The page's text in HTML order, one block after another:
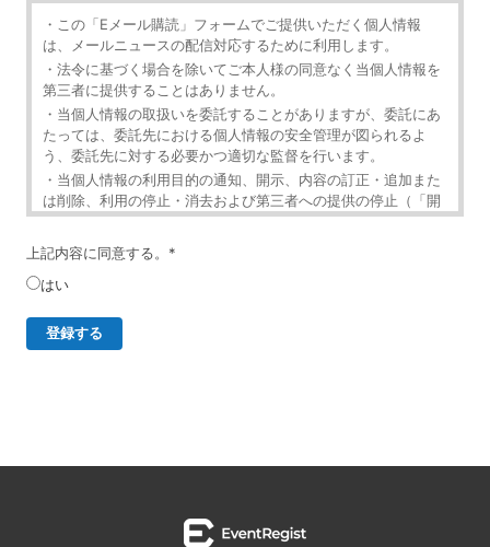
・この「Eメール購読」フォームでご提供いただく個人情報
は、メールニュースの配信対応するために利用します。
・法令に基づく場合を除いてご本人様の同意なく当個人情報を
第三者に提供することはありません。
・当個人情報の取扱いを委託することがありますが、委託にあ
たっては、委託先における個人情報の安全管理が図られるよ
う、委託先に対する必要かつ適切な監督を行います。
・当個人情報の利用目的の通知、開示、内容の訂正・追加また
は削除、利用の停止・消去および第三者への提供の停止（「開
示等」といいます。）を受け付けております。
・開示等の求めは、以下の「個人情報苦情及び相談窓口」で受
け付けます。
・ご入力頂く情報の提供は任意となっております。ただし、正
信に対応できないことがあります。
contact@eventregist.com
上記内容に同意する。 *
はい